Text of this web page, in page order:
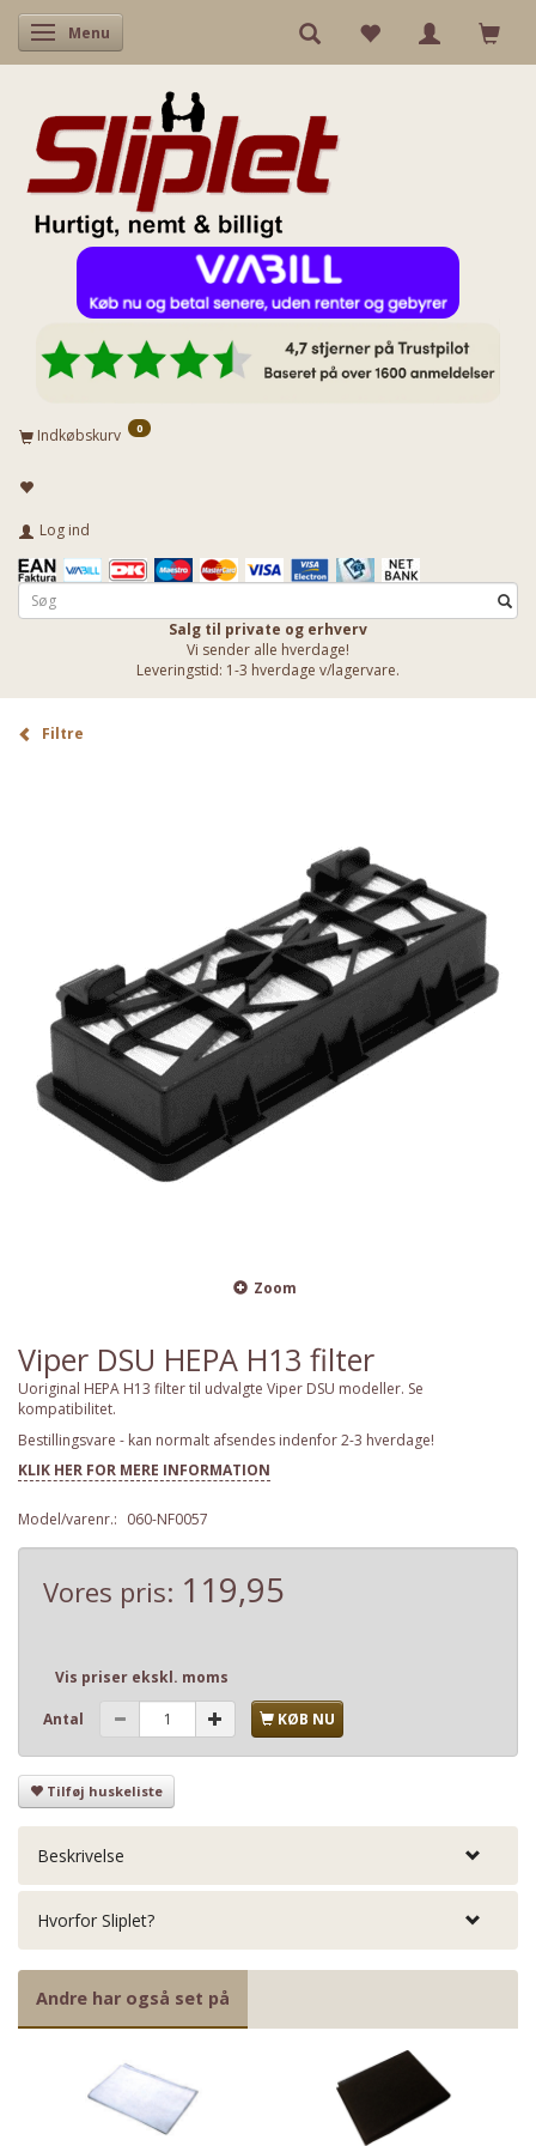
Skifte navigation
Menu
Indkøbskurv 0
Log ind
Salg til private og erhverv
Vi sender alle hverdage!
Leveringstid: 1-3 hverdage v/lagervare.
Filtre
Zoom
Viper DSU HEPA H13 filter
Uoriginal HEPA H13 filter til udvalgte Viper DSU modeller. Se
kompatibilitet.
Bestillingsvare - kan normalt afsendes indenfor 2-3 hverdage!
KLIK HER FOR MERE INFORMATION
Model/varenr.: 060-NF0057
Vores pris: 119,95
Vis priser ekskl. moms
Antal KØB NU
Tilføj huskeliste
Beskrivelse
Hvorfor Sliplet?
Andre har også set på